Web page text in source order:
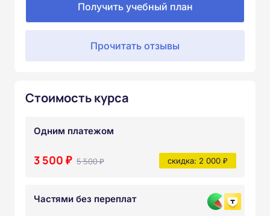
Получить учебный план
Прочитать отзывы
Стоимость курса
Одним платежом
3 500 ₽ 5 500 ₽ скидка: 2 000 ₽
Частями без переплат